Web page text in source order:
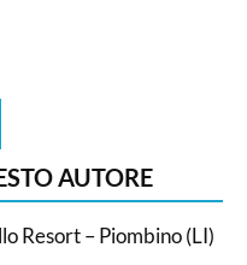
AUTORE
Resort – Piombino (LI)